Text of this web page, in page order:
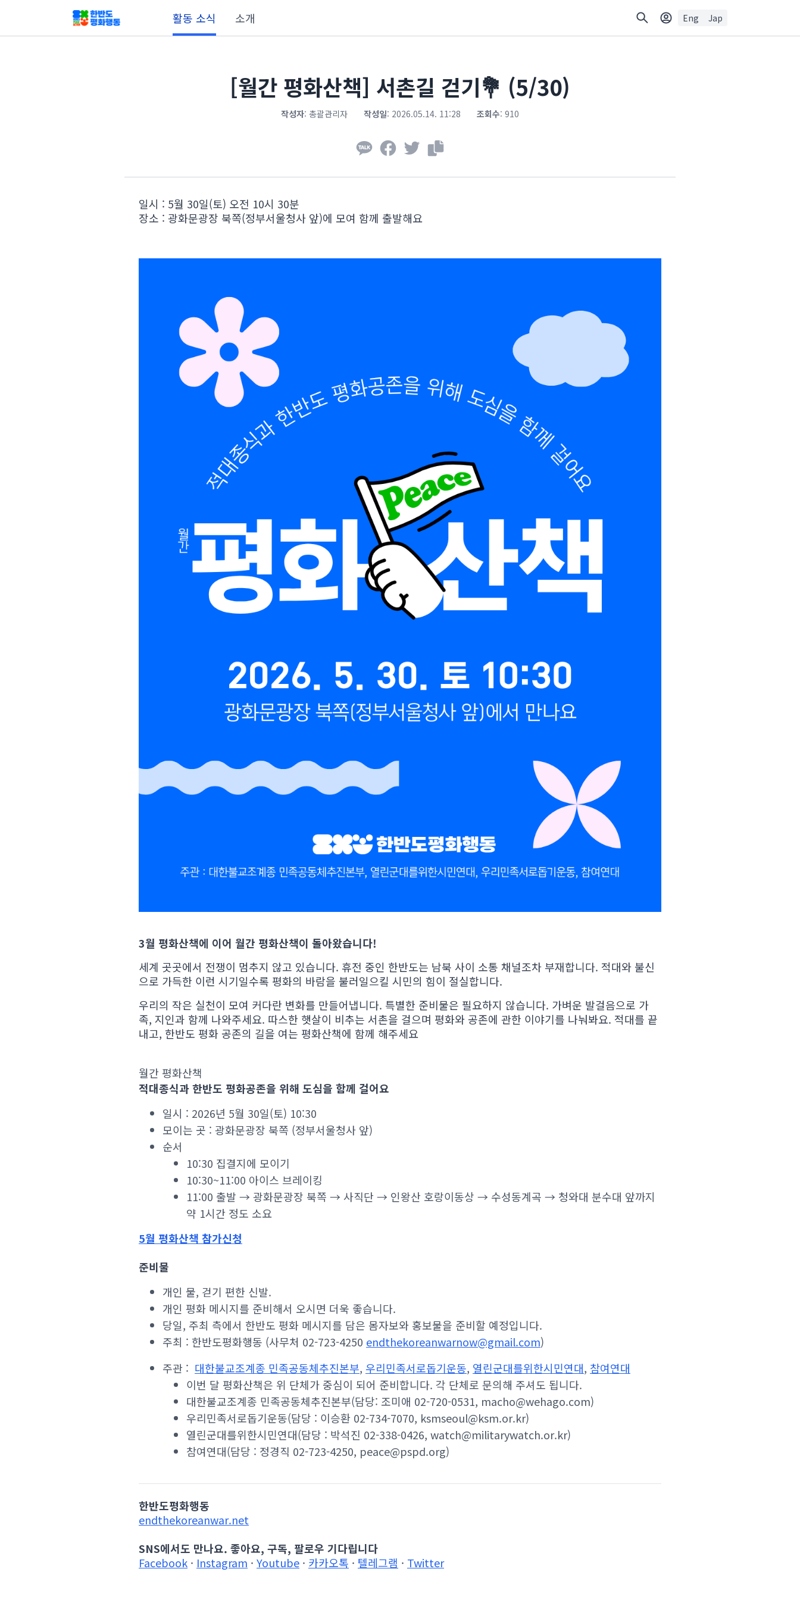
Eng Jap
활동 소식 소개
[월간 평화산책] 서촌길 걷기💐 (5/30)
작성자: 총괄관리자 작성일: 2026.05.14. 11:28 조회수: 910
일시 : 5월 30일(토) 오전 10시 30분
장소 : 광화문광장 북쪽(정부서울청사 앞)에 모여 함께 출발해요
3월 평화산책에 이어 월간 평화산책이 돌아왔습니다!
세계 곳곳에서 전쟁이 멈추지 않고 있습니다. 휴전 중인 한반도는 남북 사이 소통 채널조차 부재합니다. 적대와 불신
으로 가득한 이런 시기일수록 평화의 바람을 불러일으킬 시민의 힘이 절실합니다.
우리의 작은 실천이 모여 커다란 변화를 만들어냅니다. 특별한 준비물은 필요하지 않습니다. 가벼운 발걸음으로 가
족, 지인과 함께 나와주세요. 따스한 햇살이 비추는 서촌을 걸으며 평화와 공존에 관한 이야기를 나눠봐요. 적대를 끝
내고, 한반도 평화 공존의 길을 여는 평화산책에 함께 해주세요
월간 평화산책
적대종식과 한반도 평화공존을 위해 도심을 함께 걸어요
일시 : 2026년 5월 30일(토) 10:30
모이는 곳 : 광화문광장 북쪽 (정부서울청사 앞)
순서
10:30 집결지에 모이기
10:30~11:00 아이스 브레이킹
11:00 출발 → 광화문광장 북쪽 → 사직단 → 인왕산 호랑이동상 → 수성동계곡 → 청와대 분수대 앞까지
약 1시간 정도 소요
5월 평화산책 참가신청
준비물
개인 물, 걷기 편한 신발.
개인 평화 메시지를 준비해서 오시면 더욱 좋습니다.
당일, 주최 측에서 한반도 평화 메시지를 담은 몸자보와 홍보물을 준비할 예정입니다.
주최 : 한반도평화행동 (사무처 02-723-4250 endthekoreanwarnow@gmail.com)
주관 : 대한불교조계종 민족공동체추진본부, 우리민족서로돕기운동, 열린군대를위한시민연대, 참여연대
이번 달 평화산책은 위 단체가 중심이 되어 준비합니다. 각 단체로 문의해 주셔도 됩니다.
대한불교조계종 민족공동체추진본부(담당: 조미애 02-720-0531, macho@wehago.com)
우리민족서로돕기운동(담당 : 이승환 02-734-7070, ksmseoul@ksm.or.kr)
열린군대를위한시민연대(담당 : 박석진 02-338-0426, watch@militarywatch.or.kr)
참여연대(담당 : 정경직 02-723-4250, peace@pspd.org)
한반도평화행동
endthekoreanwar.net
SNS에서도 만나요. 좋아요, 구독, 팔로우 기다립니다
Facebook · Instagram · Youtube · 카카오톡 · 텔레그램 · Twitter